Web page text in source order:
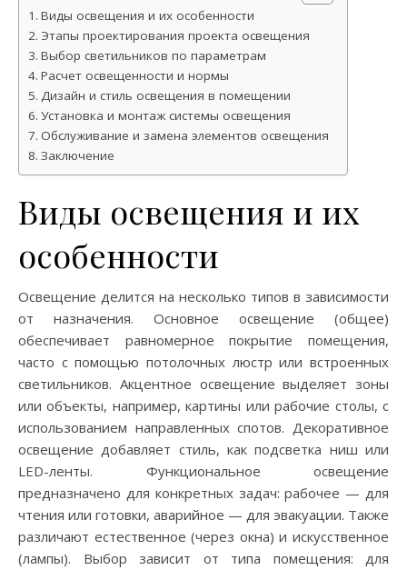
Виды освещения и их особенности
Этапы проектирования проекта освещения
Выбор светильников по параметрам
Расчет освещенности и нормы
Дизайн и стиль освещения в помещении
Установка и монтаж системы освещения
Обслуживание и замена элементов освещения
Заключение
Виды освещения и их
особенности
Освещение делится на несколько типов в зависимости
от назначения. Основное освещение (общее)
обеспечивает равномерное покрытие помещения,
часто с помощью потолочных люстр или встроенных
светильников. Акцентное освещение выделяет зоны
или объекты, например, картины или рабочие столы, с
использованием направленных спотов. Декоративное
освещение добавляет стиль, как подсветка ниш или
LED-ленты. Функциональное освещение
предназначено для конкретных задач: рабочее — для
чтения или готовки, аварийное — для эвакуации. Также
различают естественное (через окна) и искусственное
(лампы). Выбор зависит от типа помещения: для